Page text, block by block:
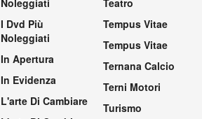
I Dvd Più
Noleggiati
In Apertura
In Evidenza
L'arte Di Cambiare
Tempus Vitae
Tempus Vitae
Ternana Calcio
Terni Motori
Turismo